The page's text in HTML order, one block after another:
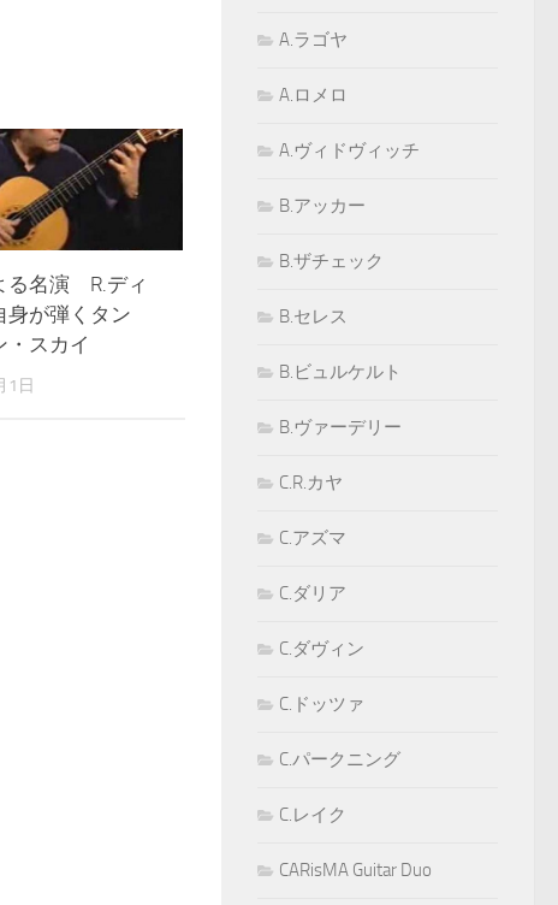
る名演 R.ディ
身が弾くタン
・スカイ
1日
A.ラゴヤ
A.ロメロ
A.ヴィドヴィッチ
B.アッカー
B.ザチェック
B.セレス
B.ビュルケルト
B.ヴァーデリー
C.R.カヤ
C.アズマ
C.ダリア
C.ダヴィン
C.ドッツァ
C.パークニング
C.レイク
CARisMA Guitar Duo